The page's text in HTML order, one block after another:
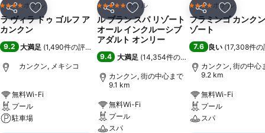
シェア お気に入りに追加
4 ホテルのランク
ホテル
ラ ヴィラ ドゥ ゴルフ ア
カンクン
9.2 大満足 (1,490件の評価
カンクン, メキシコ
無料Wi-Fi
プール
駐車場
シェア お気に入りに追加
5 ホテルのランク
ホテル
ル ブラン スパ リゾート
オール インクルーシブ
アダルト オンリー
9.4 大満足 (14,354件の評価
カンクン, 街の中心まで
9.1 km
無料Wi-Fi
プール
スパ
シェア お気に入
4 ホテルのランク
ホテル
フラミンゴ カンク
ゾート
7.6 良い (17,308件の
カンクン, 街の中心
9.2 km
無料Wi-Fi
プール
スパ